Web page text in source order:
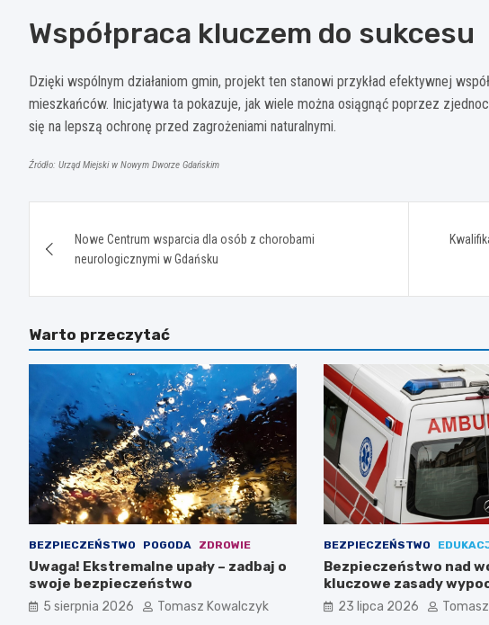
Współpraca kluczem do sukcesu
Dzięki wspólnym działaniom gmin, projekt ten stanowi przykład efektywnej
mieszkańców. Inicjatywa ta pokazuje, jak wiele można osiągnąć poprzez
się na lepszą ochronę przed zagrożeniami naturalnymi.
Źródło: Urząd Miejski w Nowym Dworze Gdańskim
wpisuNowe Centrum wsparcia dla osób z chorobami
neurologicznymi w Gdańsku
Warto przeczytać
BEZPIECZEŃSTWO POGODA ZDROWIE
Uwaga! Ekstremalne upały – zadbaj o
swoje bezpieczeństwo
5 sierpnia 2026 Tomasz Kowalczyk
BEZPIECZEŃSTWO
Bezpieczeństwo nad
kluczowe zasady
23 lipca 2026